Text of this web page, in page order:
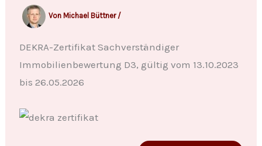
Von Michael Büttner /
DEKRA-Zertifikat Sachverständiger
Immobilienbewertung D3, gültig vom 13.10.2023
bis 26.05.2026